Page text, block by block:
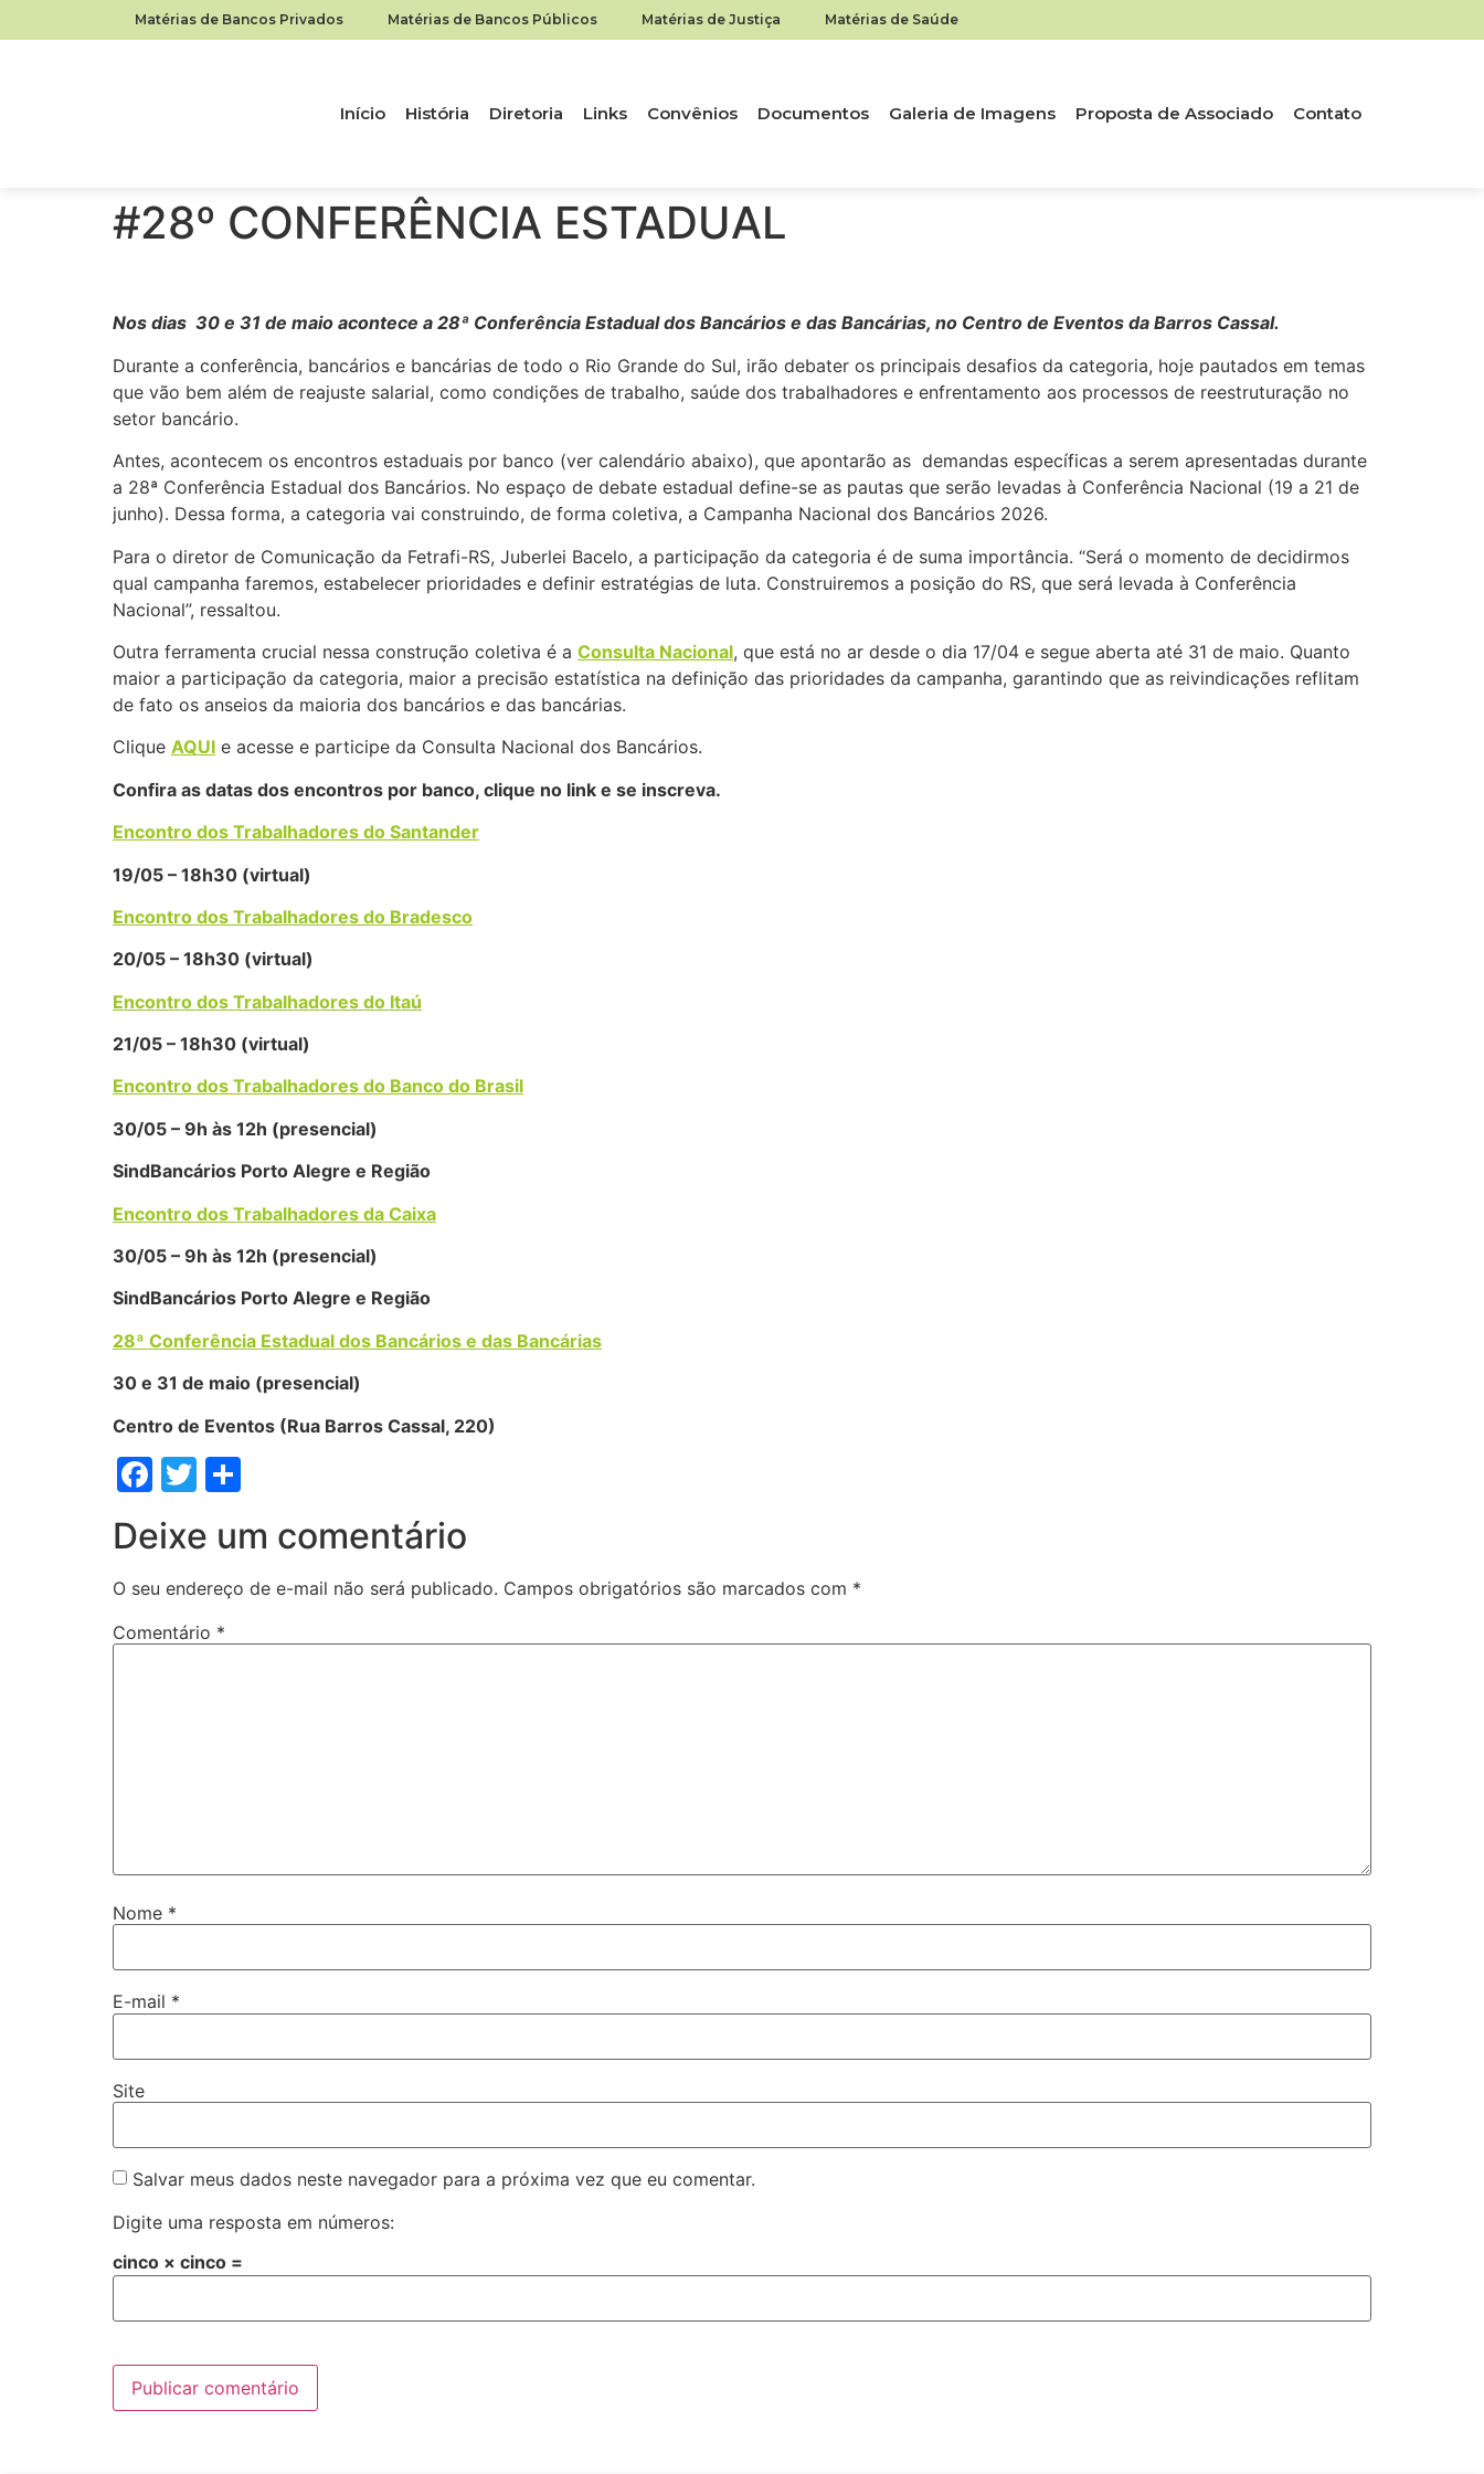
Matérias de Bancos Privados Matérias de Bancos Públicos Matérias de Justiça Matérias de Saúde
Início História Diretoria Links Convênios Documentos Galeria de Imagens Proposta de Associado Contato
#28º CONFERÊNCIA ESTADUAL
Nos dias 30 e 31 de maio acontece a 28ª Conferência Estadual dos Bancários e das Bancárias, no Centro de Eventos da Barros Cassal.
Durante a conferência, bancários e bancárias de todo o Rio Grande do Sul, irão debater os principais desafios da categoria, hoje pautados em temas
que vão bem além de reajuste salarial, como condições de trabalho, saúde dos trabalhadores e enfrentamento aos processos de reestruturação no
setor bancário.
Antes, acontecem os encontros estaduais por banco (ver calendário abaixo), que apontarão as demandas específicas a serem apresentadas durante
a 28ª Conferência Estadual dos Bancários. No espaço de debate estadual define-se as pautas que serão levadas à Conferência Nacional (19 a 21 de
junho). Dessa forma, a categoria vai construindo, de forma coletiva, a Campanha Nacional dos Bancários 2026.
Para o diretor de Comunicação da Fetrafi-RS, Juberlei Bacelo, a participação da categoria é de suma importância. “Será o momento de decidirmos
qual campanha faremos, estabelecer prioridades e definir estratégias de luta. Construiremos a posição do RS, que será levada à Conferência
Nacional”, ressaltou.
Outra ferramenta crucial nessa construção coletiva é a Consulta Nacional, que está no ar desde o dia 17/04 e segue aberta até 31 de maio. Quanto
maior a participação da categoria, maior a precisão estatística na definição das prioridades da campanha, garantindo que as reivindicações reflitam
de fato os anseios da maioria dos bancários e das bancárias.
Clique AQUI e acesse e participe da Consulta Nacional dos Bancários.
Confira as datas dos encontros por banco, clique no link e se inscreva.
Encontro dos Trabalhadores do Santander
19/05 – 18h30 (virtual)
Encontro dos Trabalhadores do Bradesco
20/05 – 18h30 (virtual)
Encontro dos Trabalhadores do Itaú
21/05 – 18h30 (virtual)
Encontro dos Trabalhadores do Banco do Brasil
30/05 – 9h às 12h (presencial)
SindBancários Porto Alegre e Região
Encontro dos Trabalhadores da Caixa
30/05 – 9h às 12h (presencial)
SindBancários Porto Alegre e Região
28ª Conferência Estadual dos Bancários e das Bancárias
30 e 31 de maio (presencial)
Centro de Eventos (Rua Barros Cassal, 220)
Facebook
Twitter
Deixe um comentário
O seu endereço de e-mail não será publicado. Campos obrigatórios são marcados com *
Comentário *
Nome *
E-mail *
Site
Salvar meus dados neste navegador para a próxima vez que eu comentar.
Digite uma resposta em números:
cinco × cinco =